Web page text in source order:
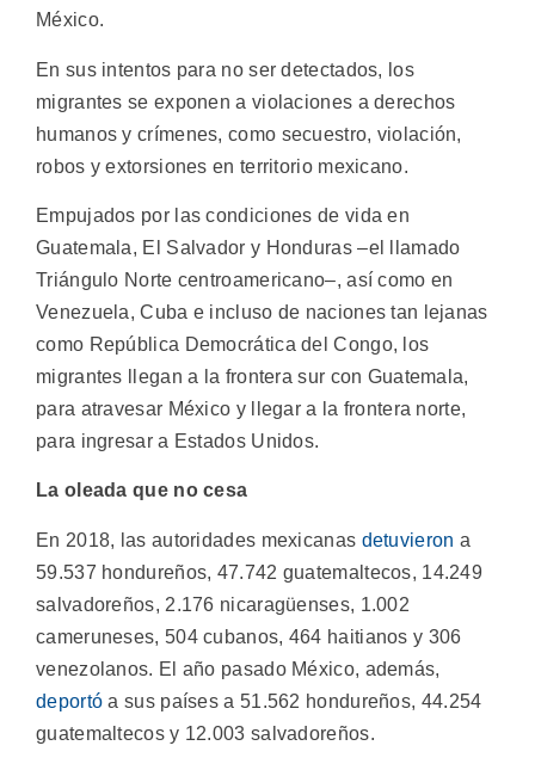
México.
En sus intentos para no ser detectados, los
migrantes se exponen a violaciones a derechos
humanos y crímenes, como secuestro, violación,
robos y extorsiones en territorio mexicano.
Empujados por las condiciones de vida en
Guatemala, El Salvador y Honduras –el llamado
Triángulo Norte centroamericano–, así como en
Venezuela, Cuba e incluso de naciones tan lejanas
como República Democrática del Congo, los
migrantes llegan a la frontera sur con Guatemala,
para atravesar México y llegar a la frontera norte,
para ingresar a Estados Unidos.
La oleada que no cesa
En 2018, las autoridades mexicanas detuvieron a
59.537 hondureños, 47.742 guatemaltecos, 14.249
salvadoreños, 2.176 nicaragüenses, 1.002
cameruneses, 504 cubanos, 464 haitianos y 306
venezolanos. El año pasado México, además,
deportó a sus países a 51.562 hondureños, 44.254
guatemaltecos y 12.003 salvadoreños.